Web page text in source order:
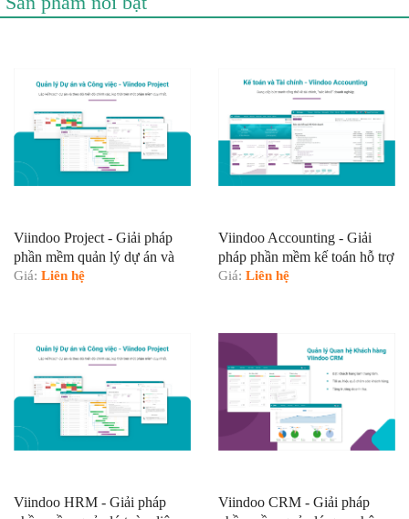
Viindoo Project - Giải pháp
phần mềm quản lý dự án và
công việc hỗ trợ
Giá: Liên hệ
Viindoo Accounting - Giải
pháp phần mềm kế toán hỗ trợ
Giá: Liên hệ
Viindoo HRM - Giải pháp
Viindoo CRM - Giải pháp